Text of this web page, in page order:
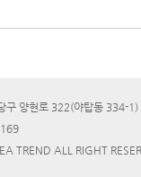
구 양현로 322(야탑동 334-
TREND ALL RIGHT